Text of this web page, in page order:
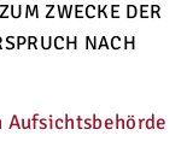
ZWECKE DER
NACH